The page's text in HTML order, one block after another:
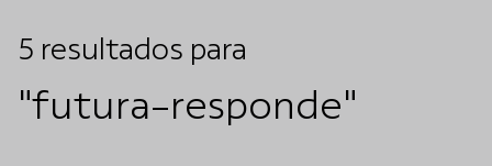
5 resultados para
"futura-responde"